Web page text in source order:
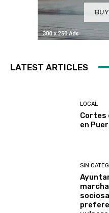
LATEST ARTICLES
LOCAL
Cortes
en
SIN